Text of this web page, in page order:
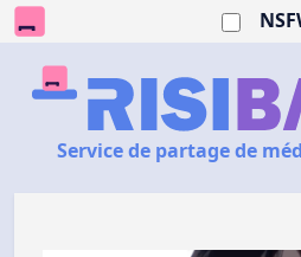
Service de partage de